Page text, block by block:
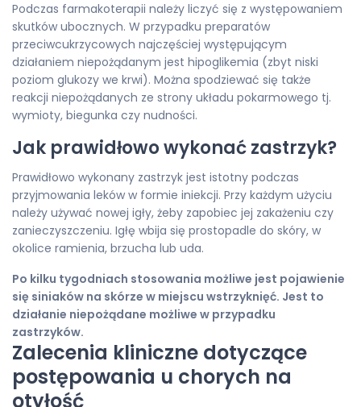
Podczas farmakoterapii należy liczyć się z występowaniem
skutków ubocznych. W przypadku preparatów
przeciwcukrzycowych najczęściej występującym
działaniem niepożądanym jest hipoglikemia (zbyt niski
poziom glukozy we krwi). Można spodziewać się także
reakcji niepożądanych ze strony układu pokarmowego tj.
wymioty, biegunka czy nudności.
Jak prawidłowo wykonać zastrzyk?
Prawidłowo wykonany zastrzyk jest istotny podczas
przyjmowania leków w formie iniekcji. Przy każdym użyciu
należy używać nowej igły, żeby zapobiec jej zakażeniu czy
zanieczyszczeniu. Igłę wbija się prostopadle do skóry, w
okolice ramienia, brzucha lub uda.
Po kilku tygodniach stosowania możliwe jest pojawienie
się siniaków na skórze w miejscu wstrzyknięć. Jest to
działanie niepożądane możliwe w przypadku
zastrzyków.
Zalecenia kliniczne dotyczące
postępowania u chorych na
otyłość